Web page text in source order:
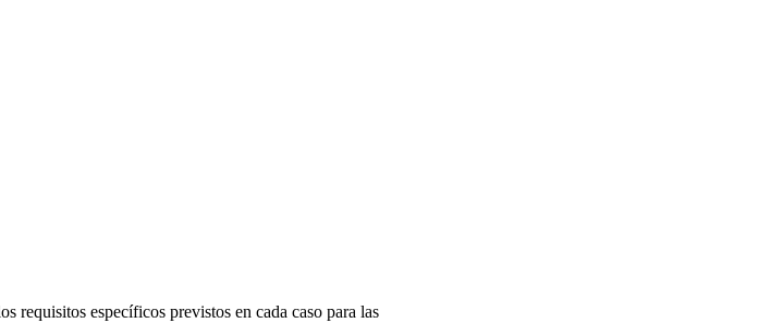
requisitos específicos previstos en cada caso para las